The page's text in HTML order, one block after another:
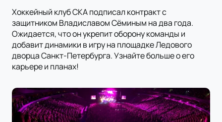
Хоккейный клуб СКА подписал контракт с
защитником Владиславом Сёминым на два года.
Ожидается, что он укрепит оборону команды и
добавит динамики в игру на площадке Ледового
дворца Санкт-Петербурга. Узнайте больше о его
карьере и планах!